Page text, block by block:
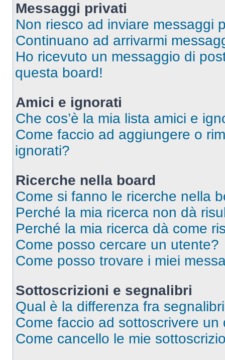
Messaggi privati
Non riesco ad inviare messaggi
Continuano ad arrivarmi
Ho ricevuto un messaggio di
questa board!
Amici e ignorati
Che cos’è la mia lista amici e
Come faccio ad aggiungere o
ignorati?
Ricerche nella board
Come si fanno le ricerche nella
Perché la mia ricerca non dà
Perché la mia ricerca dà come
Come posso cercare un utente?
Come posso trovare i miei
Sottoscrizioni e segnalibri
Qual è la differenza fra
Come faccio ad sottoscrivere
Come cancello le mie